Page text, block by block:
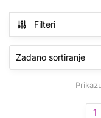
Filteri
1